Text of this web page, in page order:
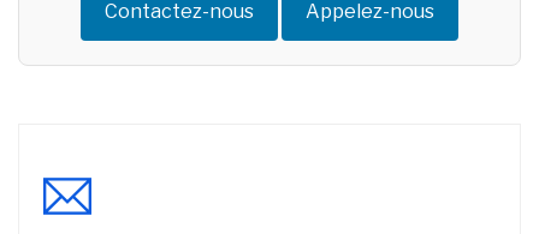
Contactez-nous Appelez-nous